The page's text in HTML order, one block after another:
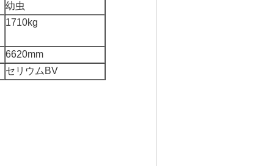
幼虫
1710kg
6620mm
セリウムBV